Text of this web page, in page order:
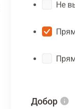
Не
Добор